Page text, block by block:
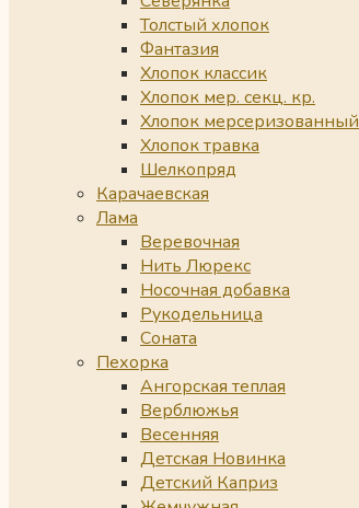
Толстый хлопок
Фантазия
Хлопок классик
Хлопок мер. секц. кр.
Хлопок мерсеризованный
Хлопок травка
Шелкопряд
Карачаевская
Лама
Веревочная
Нить Люрекс
Носочная добавка
Рукодельница
Соната
Пехорка
Ангорская теплая
Верблюжья
Весенняя
Детская Новинка
Детский Каприз